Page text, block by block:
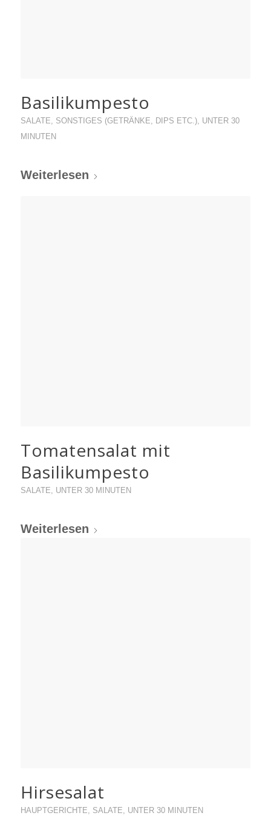
Basilikumpesto
SALATE, SONSTIGES (GETRÄNKE, DIPS ETC.), UNTER 30
MINUTEN
Weiterlesen
Tomatensalat mit
Basilikumpesto
SALATE UNTER 30 MINUTEN
Weiterlesen
Hirsesalat
HAUPTGERICHTE SALATE UNTER 30 MINUTEN